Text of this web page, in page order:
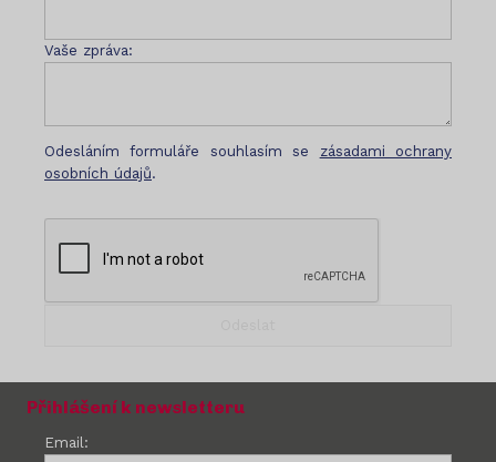
Vaše zpráva:
Odesláním formuláře souhlasím se zásadami ochrany
osobních údajů.
Přihlášení k newsletteru
Email: